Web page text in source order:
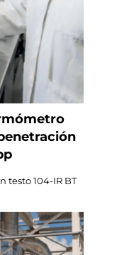
testo 104-IR BT